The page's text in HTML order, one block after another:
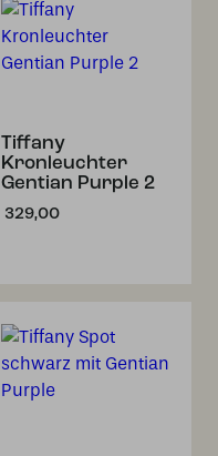
Tiffany
Kronleuchter
Gentian Purple 2
329,00